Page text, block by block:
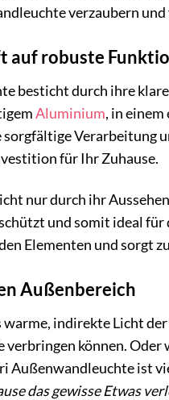
verzaubern
auf robuste
besticht durch ihre
Aluminium, in einem
Verarbeitung
für Ihr Zuhause.
nur durch ihr
und somit ideal für
Elementen und sorgt
Außenbereich
warme, indirekte Licht
können.
Außenwandleuchte ist
das gewisse Etwas